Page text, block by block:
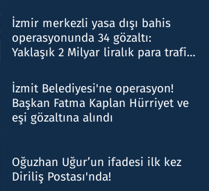
İzmir merkezli yasa dışı bahis
operasyonunda 34 gözaltı:
Yaklaşık 2 Milyar liralık para trafiği
İzmit Belediyesi'ne operasyon!
Başkan Fatma Kaplan Hürriyet ve
eşi gözaltına alındı
Oğuzhan Uğur’un ifadesi ilk kez
Diriliş Postası'nda!